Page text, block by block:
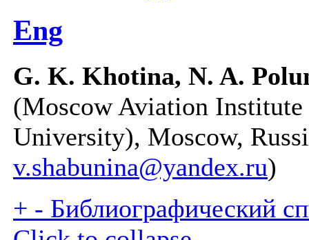
Eng
G. K. Khotina, N. A.
(Moscow Aviation Institute
University), Moscow,
v.shabunina@yandex.ru)
+ - Библиографический